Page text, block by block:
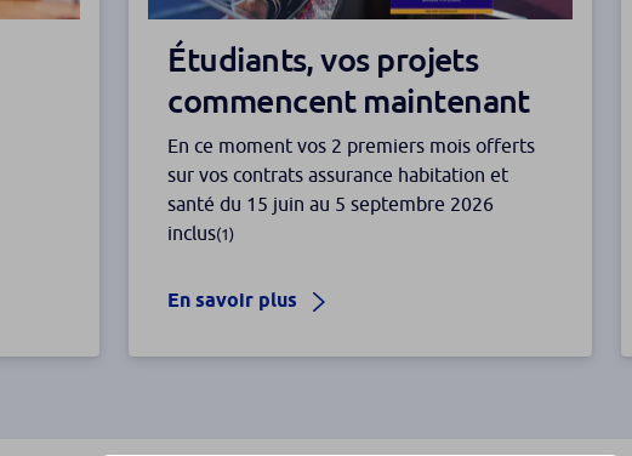
Étudiants, vos projets
commencent maintenant
En ce moment vos 2 premiers mois offerts
sur vos contrats assurance habitation et
santé du 15 juin au 5 septembre 2026
inclus(1)
En savoir plus